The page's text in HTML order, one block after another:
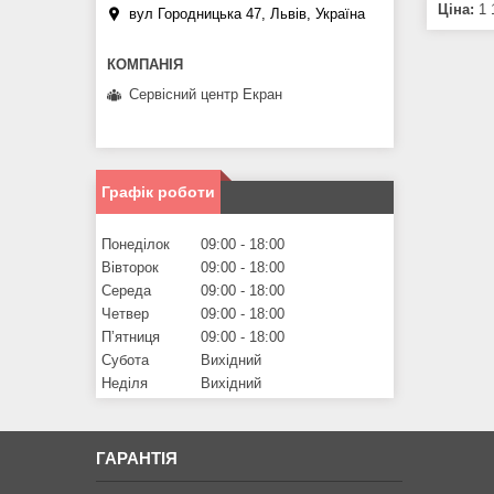
Ціна: 1
вул Городницька 47, Львів, Україна
Сервісний центр Екран
Графік роботи
Понеділок 09:00
18:00
Вівторок
09:00
18:00
Середа
09:00
18:00
Четвер
09:00
18:00
Пʼятниця
09:00
18:00
Субота
Вихідний
Неділя
Вихідний
ГАРАНТІЯ